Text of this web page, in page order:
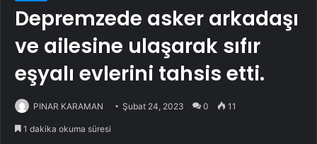
Depremzede asker arkadaşı
ve ailesine ulaşarak sıfır
eşyalı evlerini tahsis etti.
PINAR KARAMAN Şubat 24, 2023 0 11
1 dakika okuma süresi